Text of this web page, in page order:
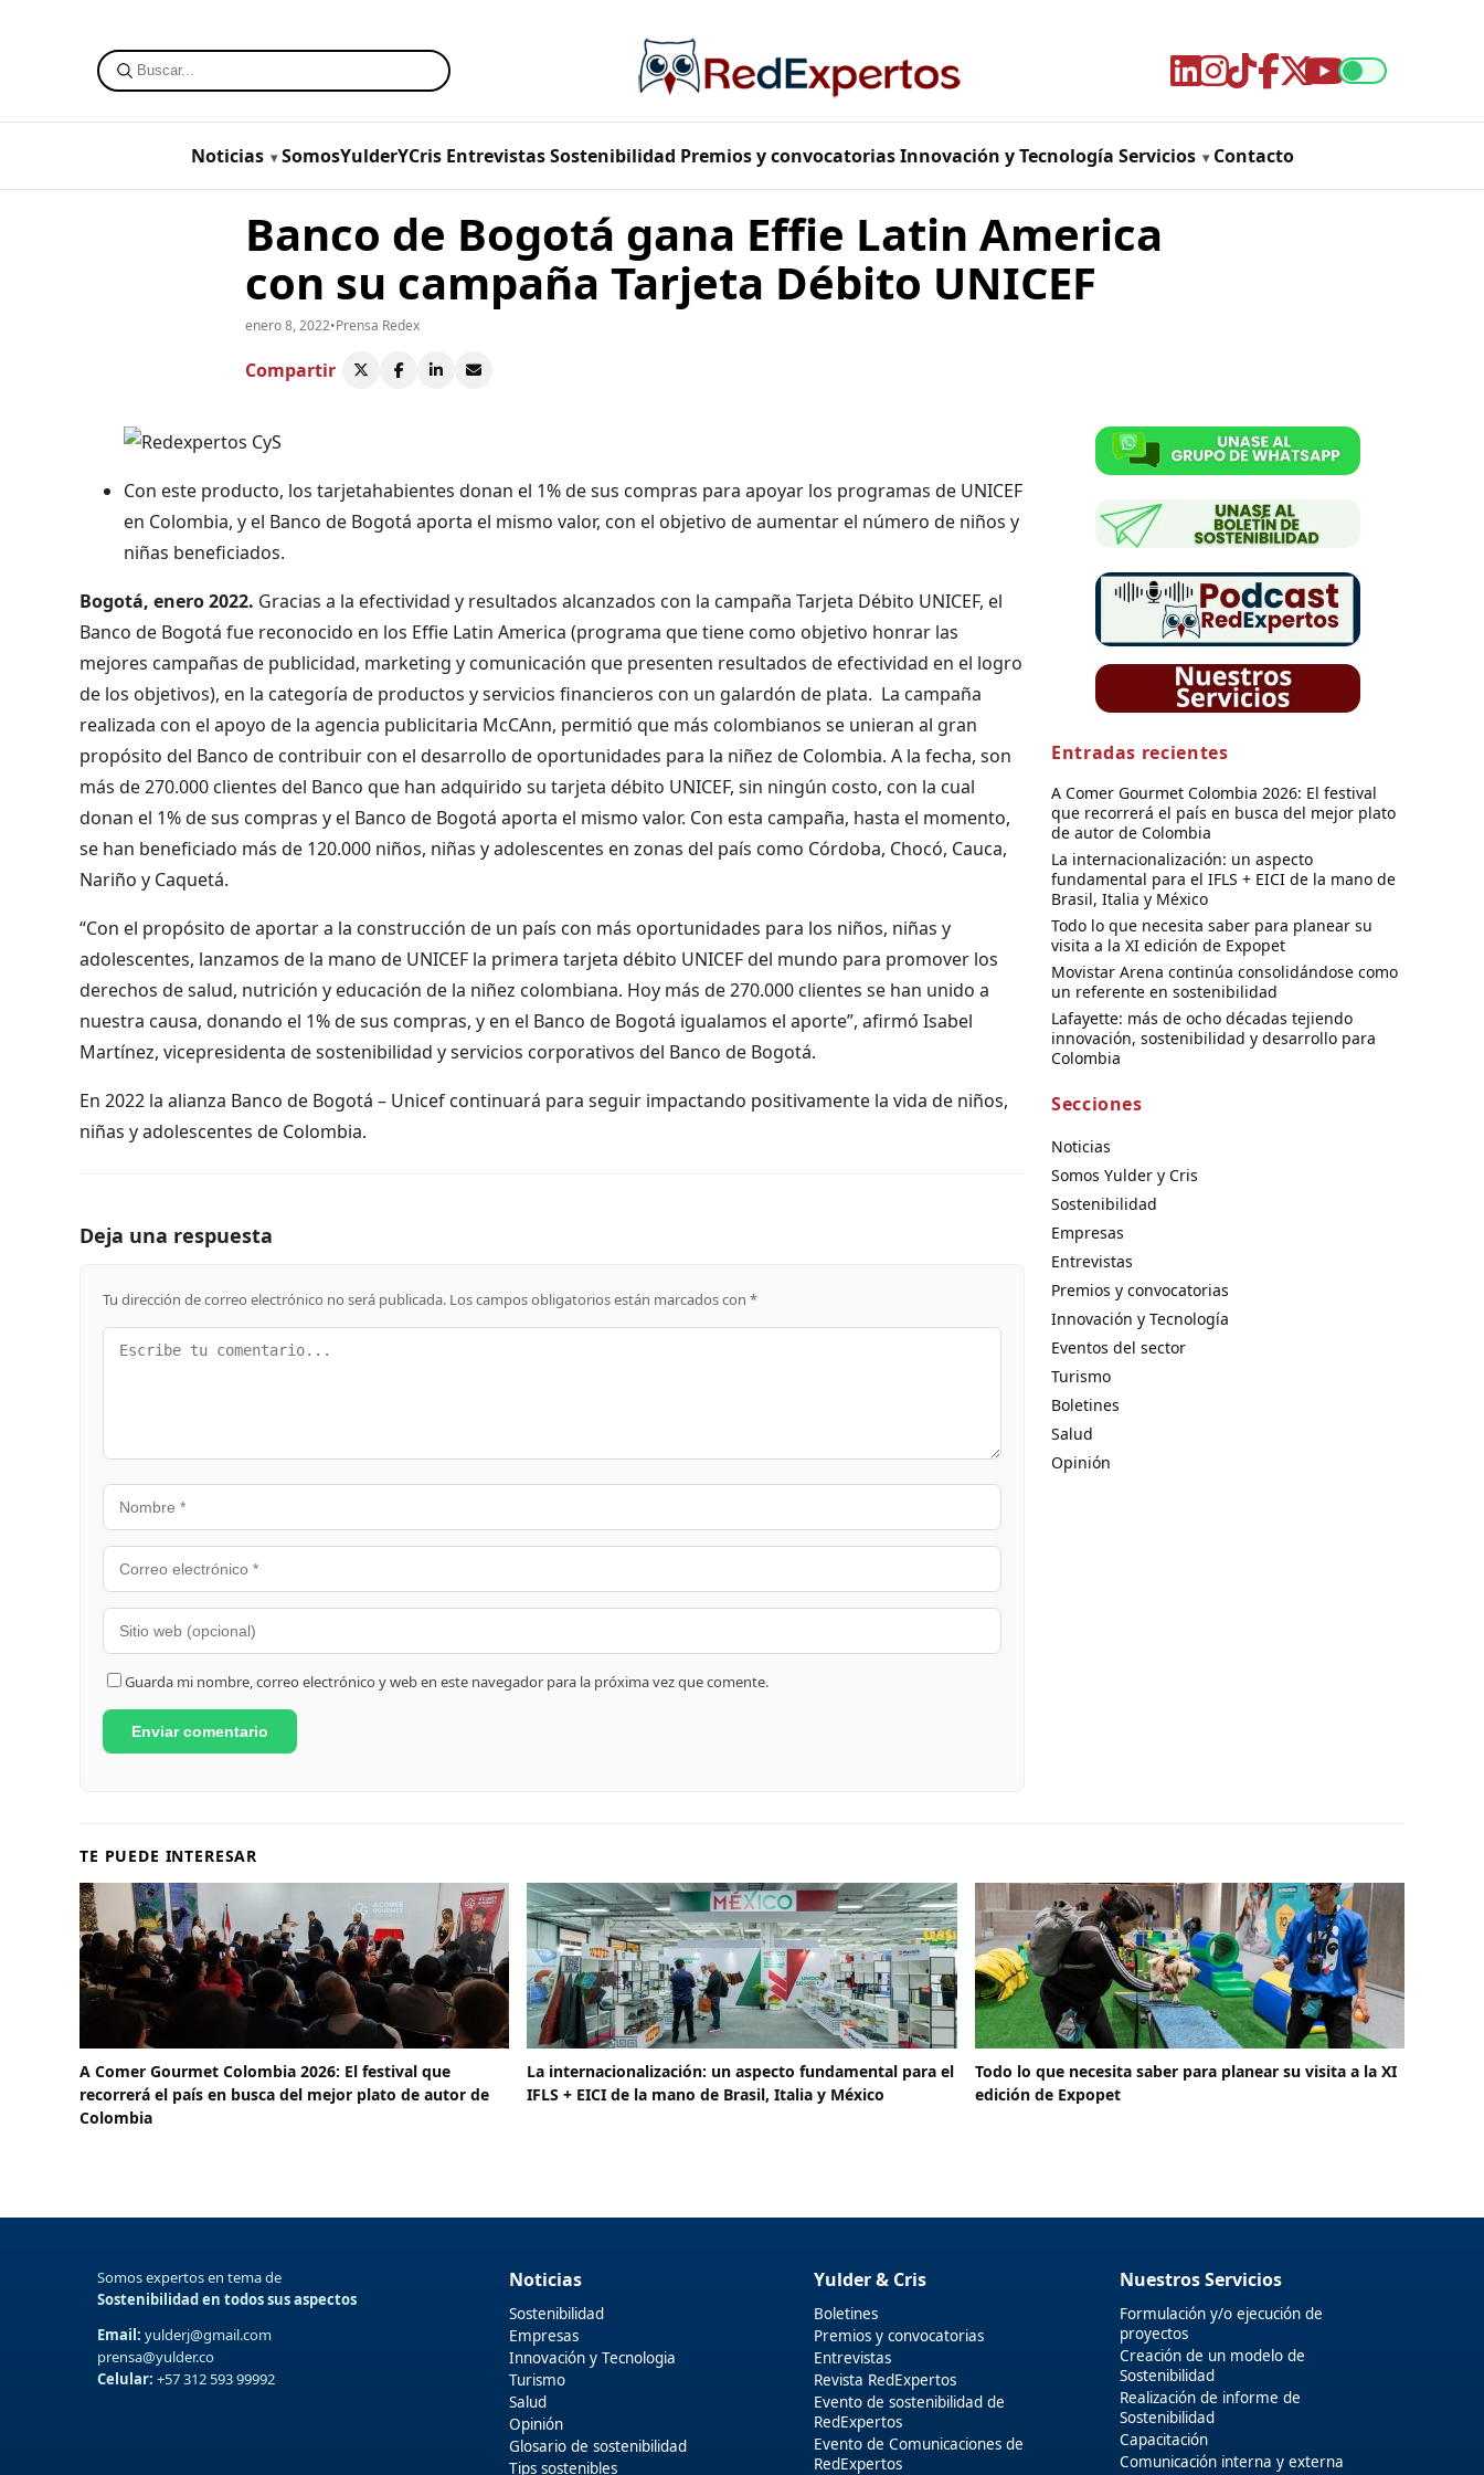
Noticias SomosYulderYCris Entrevistas Sostenibilidad Premios y convocatorias Innovación y Tecnología Servicios Contacto
Banco de Bogotá gana Effie Latin America
con su campaña Tarjeta Débito UNICEF
enero 8, 2022•Prensa Redex
Compartir
Con este producto, los tarjetahabientes donan el 1% de sus compras para apoyar los programas de UNICEF
en Colombia, y el Banco de Bogotá aporta el mismo valor, con el objetivo de aumentar el número de niños y
niñas beneficiados.
Bogotá, enero 2022. Gracias a la efectividad y resultados alcanzados con la campaña Tarjeta Débito UNICEF, el
Banco de Bogotá fue reconocido en los Effie Latin America (programa que tiene como objetivo honrar las
mejores campañas de publicidad, marketing y comunicación que presenten resultados de efectividad en el logro
de los objetivos), en la categoría de productos y servicios financieros con un galardón de plata. La campaña
realizada con el apoyo de la agencia publicitaria McCAnn, permitió que más colombianos se unieran al gran
propósito del Banco de contribuir con el desarrollo de oportunidades para la niñez de Colombia. A la fecha, son
más de 270.000 clientes del Banco que han adquirido su tarjeta débito UNICEF, sin ningún costo, con la cual
donan el 1% de sus compras y el Banco de Bogotá aporta el mismo valor. Con esta campaña, hasta el momento,
se han beneficiado más de 120.000 niños, niñas y adolescentes en zonas del país como Córdoba, Chocó, Cauca,
Nariño y Caquetá.
“Con el propósito de aportar a la construcción de un país con más oportunidades para los niños, niñas y
adolescentes, lanzamos de la mano de UNICEF la primera tarjeta débito UNICEF del mundo para promover los
derechos de salud, nutrición y educación de la niñez colombiana. Hoy más de 270.000 clientes se han unido a
nuestra causa, donando el 1% de sus compras, y en el Banco de Bogotá igualamos el aporte”, afirmó Isabel
Martínez, vicepresidenta de sostenibilidad y servicios corporativos del Banco de Bogotá.
En 2022 la alianza Banco de Bogotá – Unicef continuará para seguir impactando positivamente la vida de niños,
niñas y adolescentes de Colombia.
Deja una respuesta
Tu dirección de correo electrónico no será publicada. Los campos obligatorios están marcados con *
Guarda mi nombre, correo electrónico y web en este navegador para la próxima vez que comente.
Entradas recientes
A Comer Gourmet Colombia 2026: El festival
que recorrerá el país en busca del mejor plato
de autor de Colombia
La internacionalización: un aspecto
fundamental para el IFLS + EICI de la mano de
Brasil, Italia y México
Todo lo que necesita saber para planear su
visita a la XI edición de Expopet
Movistar Arena continúa consolidándose como
un referente en sostenibilidad
Lafayette: más de ocho décadas tejiendo
innovación, sostenibilidad y desarrollo para
Colombia
Secciones
Noticias
Somos Yulder y Cris
Sostenibilidad
Empresas
Entrevistas
Premios y convocatorias
Innovación y Tecnología
Eventos del sector
Turismo
Boletines
Salud
Opinión
TE PUEDE INTERESAR
A Comer Gourmet Colombia 2026: El festival que
recorrerá el país en busca del mejor plato de autor de
Colombia
La internacionalización: un aspecto fundamental para el
IFLS + EICI de la mano de Brasil, Italia y México
Todo lo que necesita saber para planear su visita a la XI
edición de Expopet
Somos expertos en tema de
Sostenibilidad en todos sus aspectos
Email: yulderj@gmail.com
prensa@yulder.co
Celular: +57 312 593 99992
Noticias
Sostenibilidad
Empresas
Innovación y Tecnologia
Turismo
Salud
Opinión
Glosario de sostenibilidad
Tips sostenibles
Yulder & Cris
Boletines
Premios y convocatorias
Entrevistas
Revista RedExpertos
Evento de sostenibilidad de
RedExpertos
Evento de Comunicaciones de
RedExpertos
Nuestros Servicios
Formulación y/o ejecución de
proyectos
Creación de un modelo de
Sostenibilidad
Realización de informe de
Sostenibilidad
Capacitación
Comunicación interna y externa